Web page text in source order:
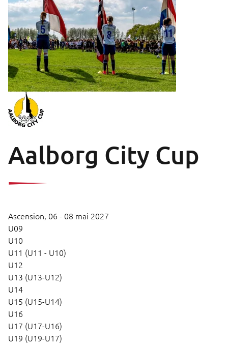
Aalborg City Cup
Ascension, 06 - 08 mai 2027
U09
U10
U11 (U11 - U10)
U12
U13 (U13-U12)
U14
U15 (U15-U14)
U16
U17 (U17-U16)
U19 (U19-U17)